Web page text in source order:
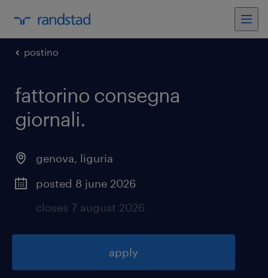
postino
fattorino consegna
giornali.
genova, liguria
posted 8 june 2026
closes 7 august 2026
apply